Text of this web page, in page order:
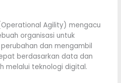
Agility) mengacu
organisasi untuk
dan mengambil
berdasarkan data dan
melalui teknologi digital.